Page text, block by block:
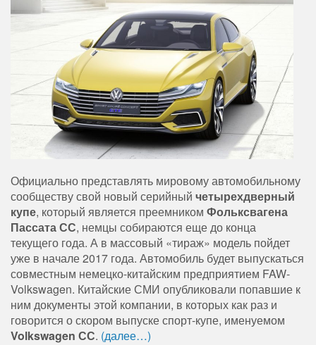
Официально представлять мировому автомобильному
сообществу свой новый серийный четырехдверный
купе, который является преемником Фольксвагена
Пассата СС, немцы собираются еще до конца
текущего года. А в массовый «тираж» модель пойдет
уже в начале 2017 года. Автомобиль будет выпускаться
совместным немецко-китайским предприятием FAW-
Volkswagen. Китайские СМИ опубликовали попавшие к
ним документы этой компании, в которых как раз и
говорится о скором выпуске спорт-купе, именуемом
Volkswagen СС. (далее…)